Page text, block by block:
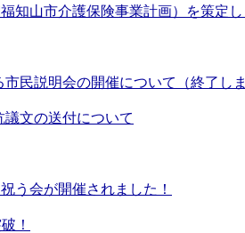
知山市介護保険事業計画）を策定し
民説明会の開催について（終了しま
文の送付について
う会が開催されました！
！